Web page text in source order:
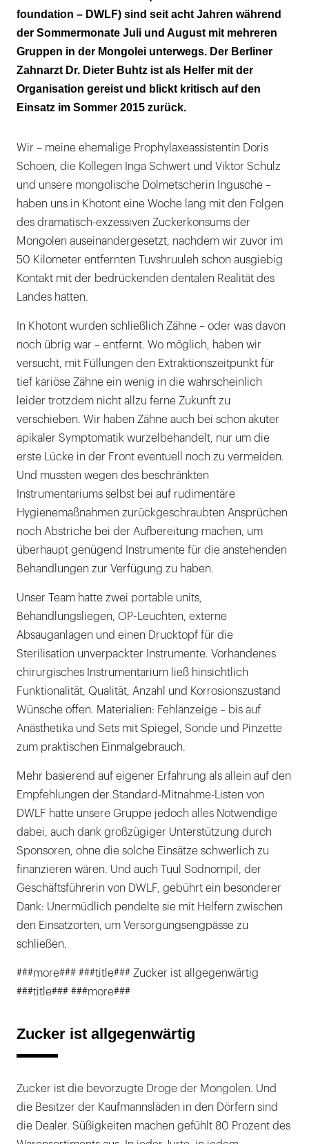
Die Regierung erschwert die Arbeit der
Zahnärzte
Erstaunliche Zahlen mit wenig Wirkung
foundation – DWLF) sind seit acht Jahren während
der Sommermonate Juli und August mit mehreren
Gruppen in der Mongolei unterwegs. Der Berliner
Zahnarzt Dr. Dieter Buhtz ist als Helfer mit der
Organisation gereist und blickt kritisch auf den
Einsatz im Sommer 2015 zurück.
Wir – meine ehemalige Prophylaxeassistentin Doris
Schoen, die Kollegen Inga Schwert und Viktor Schulz
und unsere mongolische Dolmetscherin Ingusche –
haben uns in Khotont eine Woche lang mit den Folgen
des dramatisch-exzessiven Zuckerkonsums der
Mongolen auseinandergesetzt, nachdem wir zuvor im
50 Kilometer entfernten Tuvshruuleh schon ausgiebig
Kontakt mit der bedrückenden dentalen Realität des
Landes hatten.
In Khotont wurden schließlich Zähne – oder was davon
noch übrig war – entfernt. Wo möglich, haben wir
versucht, mit Füllungen den Extraktionszeitpunkt für
tief kariöse Zähne ein wenig in die wahrscheinlich
leider trotzdem nicht allzu ferne Zukunft zu
verschieben. Wir haben Zähne auch bei schon akuter
apikaler Symptomatik wurzelbehandelt, nur um die
erste Lücke in der Front eventuell noch zu vermeiden.
Und mussten wegen des beschränkten
Instrumentariums selbst bei auf rudimentäre
Hygienemaßnahmen zurückgeschraubten Ansprüchen
noch Abstriche bei der Aufbereitung machen, um
überhaupt genügend Instrumente für die anstehenden
Behandlungen zur Verfügung zu haben.
Unser Team hatte zwei portable units,
Behandlungsliegen, OP-Leuchten, externe
Absauganlagen und einen Drucktopf für die
Sterilisation unverpackter Instrumente. Vorhandenes
chirurgisches Instrumentarium ließ hinsichtlich
Funktionalität, Qualität, Anzahl und Korrosionszustand
Wünsche offen. Materialien: Fehlanzeige – bis auf
Anästhetika und Sets mit Spiegel, Sonde und Pinzette
zum praktischen Einmalgebrauch.
Mehr basierend auf eigener Erfahrung als allein auf den
Empfehlungen der Standard-Mitnahme-Listen von
DWLF hatte unsere Gruppe jedoch alles Notwendige
dabei, auch dank großzügiger Unterstützung durch
Sponsoren, ohne die solche Einsätze schwerlich zu
finanzieren wären. Und auch Tuul Sodnompil, der
Geschäftsführerin von DWLF, gebührt ein besonderer
Dank: Unermüdlich pendelte sie mit Helfern zwischen
den Einsatzorten, um Versorgungsengpässe zu
schließen.
###more### ###title### Zucker ist allgegenwärtig
###title### ###more###
Zucker ist allgegenwärtig
Zucker ist die bevorzugte Droge der Mongolen. Und
die Besitzer der Kaufmannsläden in den Dörfern sind
die Dealer. Süßigkeiten machen gefühlt 80 Prozent des